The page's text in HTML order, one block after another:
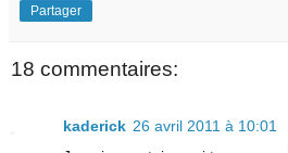
Partager
18 commentaires:
kaderick 26 avril 2011 à 10:01